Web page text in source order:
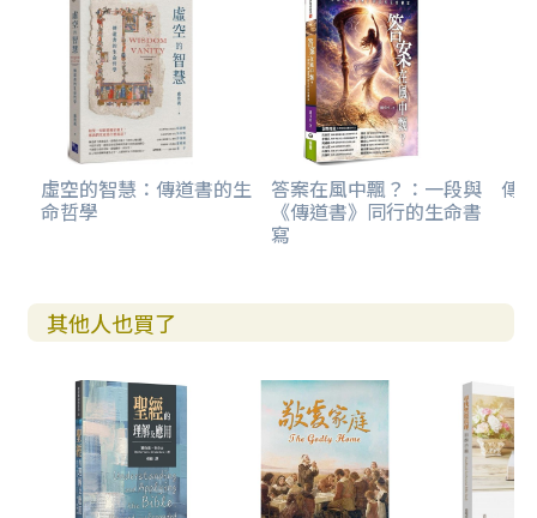
虛空的智慧：傳道書的生
命哲學
答案在風中飄？：一段與
《傳道書》同行的生命書
寫
傳
其他人也買了